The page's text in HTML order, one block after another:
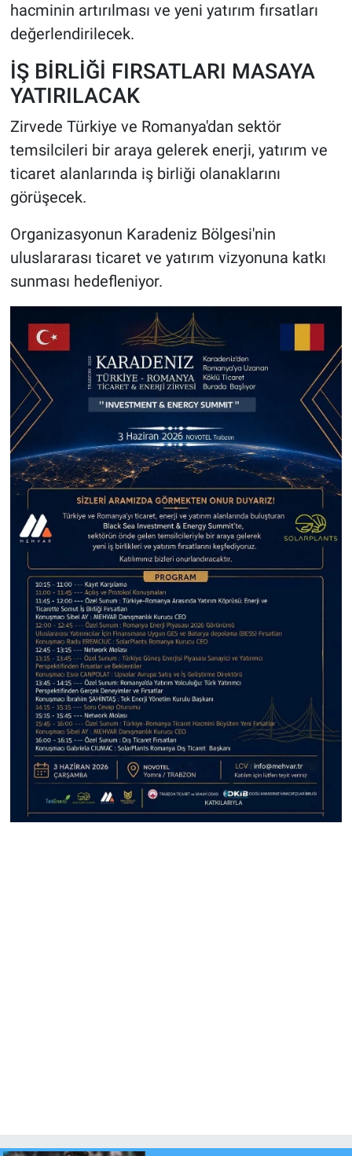
hacminin artırılması ve yeni yatırım fırsatları
değerlendirilecek.
İŞ BİRLİĞİ FIRSATLARI MASAYA
YATIRILACAK
Zirvede Türkiye ve Romanya'dan sektör
temsilcileri bir araya gelerek enerji, yatırım ve
ticaret alanlarında iş birliği olanaklarını
görüşecek.
Organizasyonun Karadeniz Bölgesi'nin
uluslararası ticaret ve yatırım vizyonuna katkı
sunması hedefleniyor.